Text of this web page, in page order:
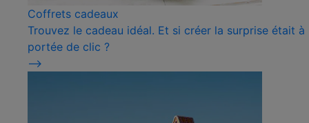
Coffrets cadeaux
Trouvez le cadeau idéal. Et si créer la surprise était à
portée de clic ?
⟶